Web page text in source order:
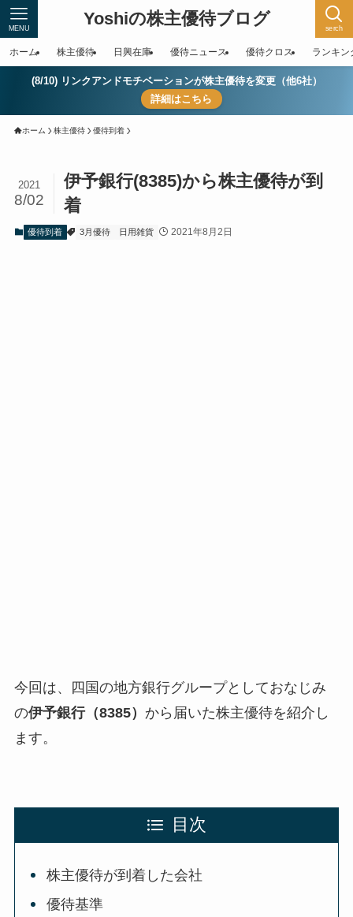
Yoshiの株主優待ブログ serch
MENU
ホーム 株主優待 日興在庫 優待ニュース 優待クロス ランキン
(8/10) リンクアンドモチベーションが株主優待を変更（他6社）
詳細はこちら
ホーム 株主優待 優待到着
伊予銀行(8385)から株主優待が到
着
2021
8/02
優待到着 3月優待 日用雑貨 2021年8月2日
今回は、四国の地方銀行グループとしておなじみ
の伊予銀行（8385） から届いた株主優待を紹介し
ます。
目次
株主優待が到着した会社
優待基準